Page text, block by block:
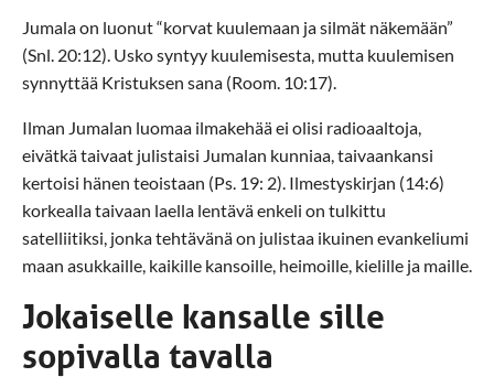
Jumala on luonut “korvat kuulemaan ja silmät näkemään”
(Snl. 20:12). Usko syntyy kuulemisesta, mutta kuulemisen
synnyttää Kristuksen sana (Room. 10:17).
Ilman Jumalan luomaa ilmakehää ei olisi radioaaltoja,
eivätkä taivaat julistaisi Jumalan kunniaa, taivaankansi
kertoisi hänen teoistaan (Ps. 19: 2). Ilmestyskirjan (14:6)
korkealla taivaan laella lentävä enkeli on tulkittu
satelliitiksi, jonka tehtävänä on julistaa ikuinen evankeliumi
maan asukkaille, kaikille kansoille, heimoille, kielille ja maille.
Jokaiselle kansalle sille
sopivalla tavalla